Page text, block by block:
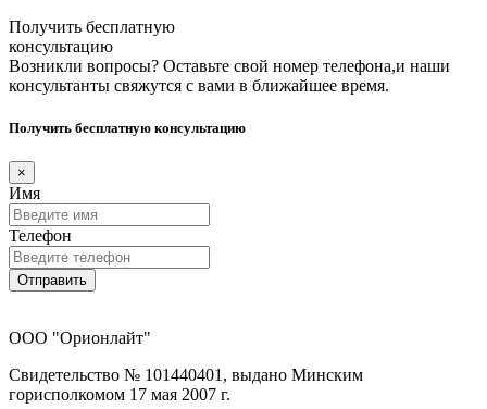
Получить бесплатную
консультацию
Возникли вопросы? Оставьте свой номер телефона,и наши
консультанты свяжутся с вами в ближайшее время.
Получить бесплатную консультацию
×
Имя
Телефон
Отправить
ООО "Орионлайт"
Свидетельство № 101440401, выдано Минским
горисполкомом 17 мая 2007 г.